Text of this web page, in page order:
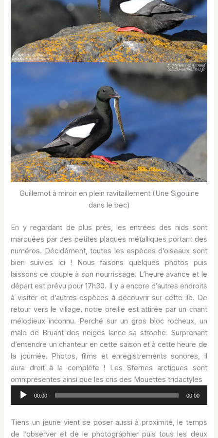
Guillemot à miroir en plein ravitaillement (Une Sigouine
dans le bec)
En y regardant de plus près, les entrées des nids sont
marquées par des petites plaques métalliques portant des
numéros. Décidément, toutes les espèces d’oiseaux sont
bien suivies ici ! Nous faisons quelques photos puis
laissons ce couple à son nourrissage. L’heure avance et le
départ est prévu pour 17h30. Il y a encore d’autres endroits
à visiter et d’autres espèces à découvrir sur cette ile. De
retour vers le village, notre oreille est attirée par un chant
mélodieux inconnu. Perché sur un gros bloc rocheux, un
mâle de Bruant des neiges lance sa strophe. Surprenant
d’entendre un chanteur en cette saison et à cette heure de
la journée. Photos, films et enregistrements sonores, il
aura droit à la complète ! Les Sternes arctiques sont
omniprésentes ainsi que les cris des Mouettes tridactyles
Lecteur
00:00 00:00
Tiens un jeune vient se poser aussi à proximité, le temps
de l’observer et de le photographier puis tous les deux